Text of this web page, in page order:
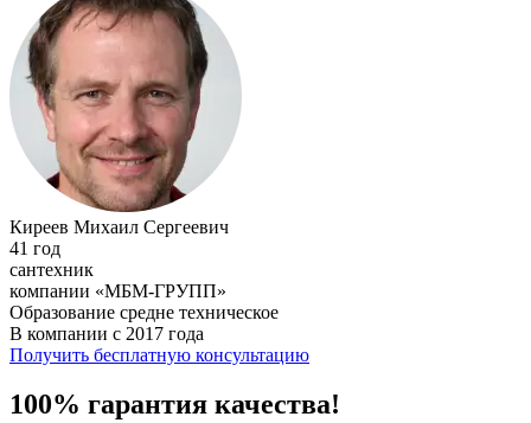
Киреев Михаил Сергеевич
41 год
сантехник
компании «МБМ-ГРУПП»
Образование средне техническое
В компании с 2017 года
Получить бесплатную консультацию
100% гарантия качества!